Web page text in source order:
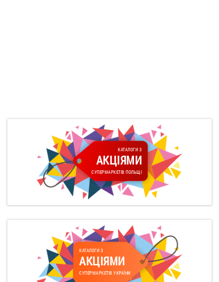
КАТАЛОГИ З
АКЦІЯМИ
СУПЕРМАРКЕТІВ ПОЛЬЩІ
КАТАЛОГИ З
АКЦІЯМИ
СУПЕРМАРКЕТІВ УКРАЇНИ